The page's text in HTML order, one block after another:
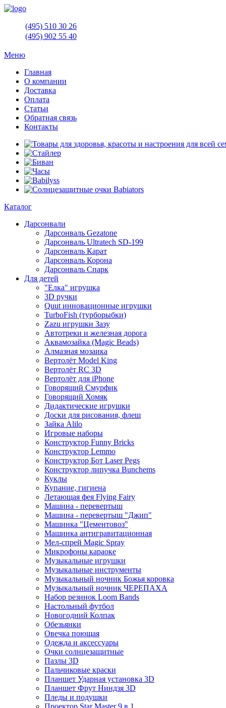
(495) 510 30 26
(495) 902 55 40
Меню
Главная
О компании
Доставка
Оплата
Статьи
Обратная связь
Контакты
Каталог
Дарсонвали
Дарсонваль Gezatone
Дарсонваль Ultratech SD-199
Дарсонваль Карат
Дарсонваль Корона
Дарсонваль Спарк
Для детей
"Елка" игрушка
3D ручки
Quut инновационные игрушки
TurboFish (турборыбки)
Zazu игрушки Зазу
Автотреки и железная дорога
Аквамозайка (Magic Beads)
Алмазная мозаика
Вертолёт Model King
Вертолёт RC 3D
Вертолёт для iPhone
Говорящий Смурфик
Говорящий Хомяк
Дидактические игрушки
Доски для рисования, флеш
Зайка Alilo
Игровые наборы
Конструктор Funny Bricks
Конструктор Lemmo
Конструктор Бот Laser Pegs
Конструктор липучка Bunchems
Куклы
Купание, гигиена
Летающая фея Flying Fairy
Машина - перевертыш
Машина - перевертыш "Джип"
Машинка "Цементовоз"
Машинка антигравитационная
Мел-спрей Magic Spray
Микрофоны караоке
Музыкальные игрушки
Музыкальные инструменты
Музыкальный ночник Божья коровка
Музыкальный ночник ЧЕРЕПАХА
Набор резинок Loom Bands
Настольный футбол
Новогодний Колпак
Обезьянки
Овечка поющая
Одежда и аксессуары
Очки солнцезащитные
Пазлы 3D
Пальчиковые краски
Планшет Ударная установка 3D
Планшет Фрут Ниндзя 3D
Пледы и подушки
Проектор Star Master 9 в 1